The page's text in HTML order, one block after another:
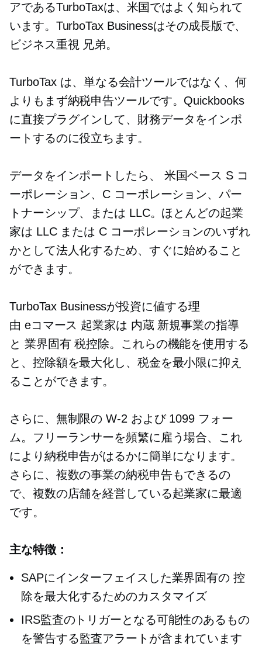
アであるTurboTaxは、米国ではよく知られて
います。TurboTax Businessはその成長版で、
ビジネス重視 兄弟。
TurboTax は、単なる会計ツールではなく、何
よりもまず納税申告ツールです。Quickbooks
に直接プラグインして、財務データをインポ
ートするのに役立ちます。
データをインポートしたら、 米国ベース S コ
ーポレーション、C コーポレーション、パー
トナーシップ、または LLC。ほとんどの起業
家は LLC または C コーポレーションのいずれ
かとして法人化するため、すぐに始めること
ができます。
TurboTax Businessが投資に値する理
由 eコマース 起業家は 内蔵新規事業の指導
と 業界固有税控除。これらの機能を使用する
と、控除額を最大化し、税金を最小限に抑え
ることができます。
さらに、無制限のW-2 および 1099 フォー
ム。フリーランサーを頻繁に雇う場合、これ
により納税申告がはるかに簡単になります。
さらに、複数の事業の納税申告もできるの
で、複数の店舗を経営している起業家に最適
です。
主な特徴：
SAPにインターフェイスした業界固有の 控
除を最大化するためのカスタマイズ
IRS監査のトリガーとなる可能性のあるもの
を警告する監査アラートが含まれています